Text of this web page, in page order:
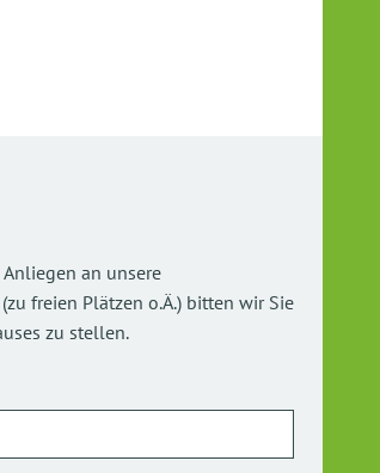
an unsere
freien Plätzen o.Ä.) bitten wir Sie
zu stellen.